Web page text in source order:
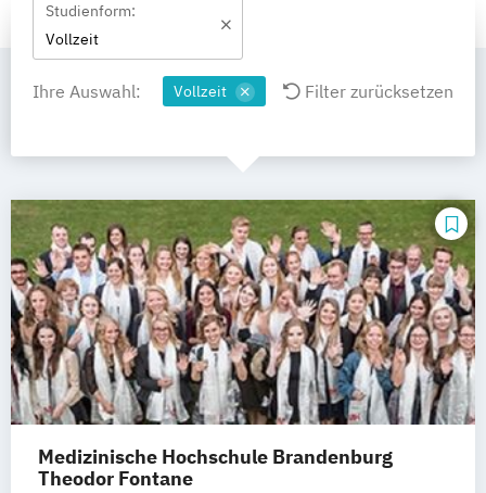
Studienform:
Vollzeit
Ihre Auswahl: Vollzeit Filter zurücksetzen
Medizinische Hochschule Brandenburg
Theodor Fontane